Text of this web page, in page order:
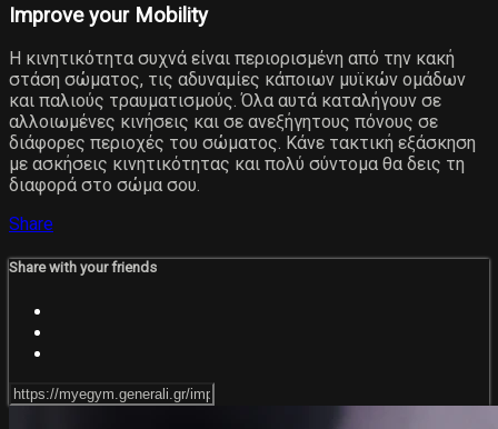
Improve your Mobility
Η κινητικότητα συχνά είναι περιορισμένη από την κακή
στάση σώματος, τις αδυναμίες κάποιων μυϊκών ομάδων
και παλιούς τραυματισμούς. Όλα αυτά καταλήγουν σε
αλλοιωμένες κινήσεις και σε ανεξήγητους πόνους σε
διάφορες περιοχές του σώματος. Κάνε τακτική εξάσκηση
με ασκήσεις κινητικότητας και πολύ σύντομα θα δεις τη
διαφορά στο σώμα σου.
Share
Share with your friends